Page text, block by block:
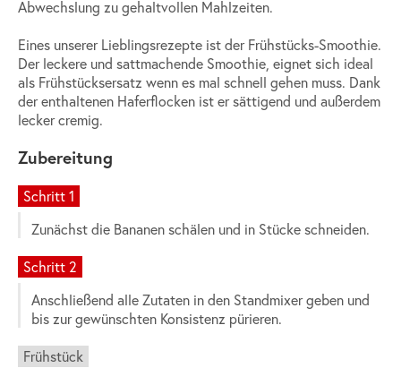
Abwechslung zu gehaltvollen Mahlzeiten.
Eines unserer Lieblingsrezepte ist der Frühstücks-Smoothie.
Der leckere und sattmachende Smoothie, eignet sich ideal
als Frühstücksersatz wenn es mal schnell gehen muss. Dank
der enthaltenen Haferflocken ist er sättigend und außerdem
lecker cremig.
Zubereitung
Schritt 1
Zunächst die Bananen schälen und in Stücke schneiden.
Schritt 2
Anschließend alle Zutaten in den Standmixer geben und
bis zur gewünschten Konsistenz pürieren.
Frühstück